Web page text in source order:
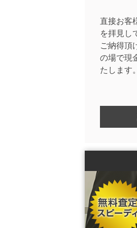
直接お客
を拝見し
ご納得頂
の場で現
たします。